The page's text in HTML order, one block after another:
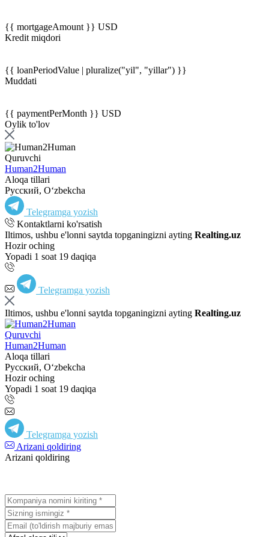
{{ mortgageAmount }} USD
Kredit miqdori
{{ loanPeriodValue | pluralize("yil", "yillar") }}
Muddati
{{ paymentPerMonth }} USD
Oylik to'lov
Quruvchi
Human2Human
Aloqa tillari
Русский, Oʻzbekcha
Telegramga yozish
Kontaktlarni ko'rsatish
Iltimos, ushbu e'lonni saytda topganingizni ayting Realting.uz
Hozir oching
Yopadi 1 soat 19 daqiqa
Telegramga yozish
Iltimos, ushbu e'lonni saytda topganingizni ayting Realting.uz
Quruvchi
Human2Human
Aloqa tillari
Русский, Oʻzbekcha
Hozir oching
Yopadi 1 soat 19 daqiqa
Telegramga yozish
Arizani qoldiring
Arizani qoldiring